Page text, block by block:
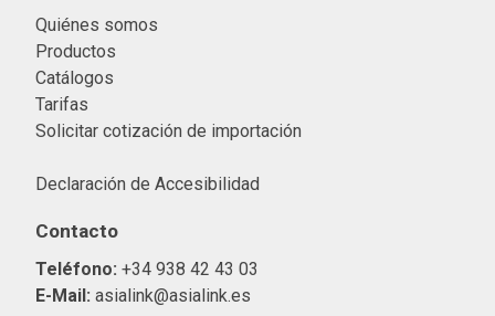
Quiénes somos
Productos
Catálogos
Tarifas
Solicitar cotización de importación
Declaración de Accesibilidad
Contacto
Teléfono: +34 938 42 43 03
E-Mail: asialink@asialink.es